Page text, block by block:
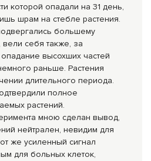
которой опадали на 31 день,
шрам на стебле растения.
большему
вели себя также, за
высохших частей
раньше. Растения
длительного периода.
полное
растений.
мною сделан вывод,
нейтрален, невидим для
же усиленный сигнал
для больных клеток,